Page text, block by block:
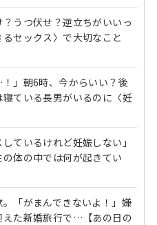
うつ伏せ？逆立ちがいいっ
セックス〉で大切なこと
」朝6時、今からいい？後
ている長男がいるのに〈妊
しているけれど妊娠しない」
体の中では何が起きてい
「がまんできないよ！」嫌
えた新婚旅行で…【あの日の